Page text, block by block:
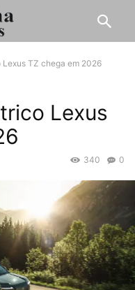
Lexus TZ chega em 2026
Lexus
0
340